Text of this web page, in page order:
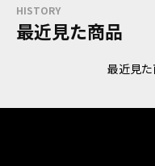
HISTORY
最近見た商品
最近見た